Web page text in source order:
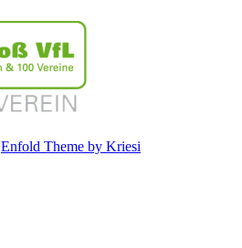
Enfold Theme by Kriesi